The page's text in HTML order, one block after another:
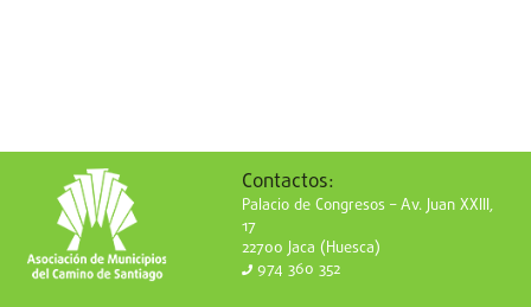
Contactos:
Palacio de Congresos – Av. Juan XXIII,
17
22700 Jaca (Huesca)
974 360 352